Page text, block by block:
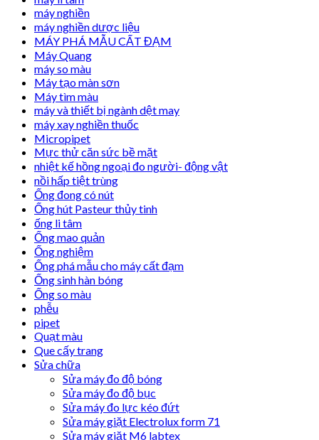
máy nghiền
máy nghiền dược liệu
MÁY PHÁ MẪU CẤT ĐẠM
Máy Quang
máy so màu
Máy tạo màn sơn
Máy tìm màu
máy và thiết bị ngành dệt may
máy xay nghiền thuốc
Micropipet
Mực thử căn sức bề mặt
nhiệt kế hồng ngoại đo người- động vật
nồi hấp tiệt trùng
Ống đong có nút
Ống hút Pasteur thủy tinh
ống li tâm
Ống mao quản
Ống nghiệm
Ống phá mẫu cho máy cất đạm
Ống sinh hàn bóng
Ống so màu
phễu
pipet
Quạt màu
Que cấy trang
Sửa chữa
Sửa máy đo độ bóng
Sửa máy đo độ bục
Sửa máy đo lực kéo đứt
Sửa máy giặt Electrolux form 71
Sửa máy giặt M6 labtex